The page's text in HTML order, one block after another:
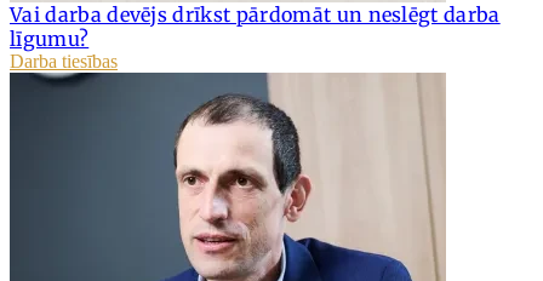
Vai darba devējs drīkst pārdomāt un neslēgt darba
līgumu?
Darba tiesības